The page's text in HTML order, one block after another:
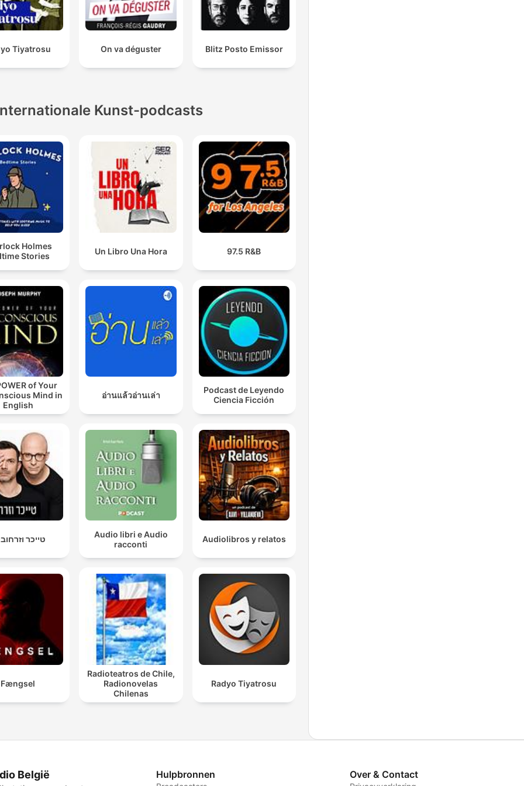
Tiyatrosu On va déguster Blitz Posto Emissor
Kunst-podcasts
Holmes
Stories
Un Libro Una Hora 97.5 R&B
of Your
Mind in
English
อ่านแล้วอ่านเล่า
Podcast de Leyendo
Ciencia Ficción
טייכר
Audio libri e Audio
racconti
Audiolibros y relatos
Fængsel
Radioteatros de Chile,
Radionovelas
Chilenas
Radyo Tiyatrosu
België Hulpbronnen Over & Contact